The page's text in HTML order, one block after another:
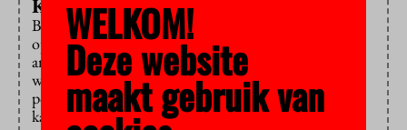
Kleine kastjes
Bij de korte demonstratie gaat een presentatie die
openstaat op de ene laptop inderdaad verder op de
andere na inloggen. Het beeld van de eerste laptop
wordt direct zwart. En er staan twee voorbeelden van
pc’s zoals ze er straks uit komen te zien: kleine zwarte
kastjes, met niks meer dan een netwerkaansluiting en
WELKOM!
Deze website
maakt gebruik van